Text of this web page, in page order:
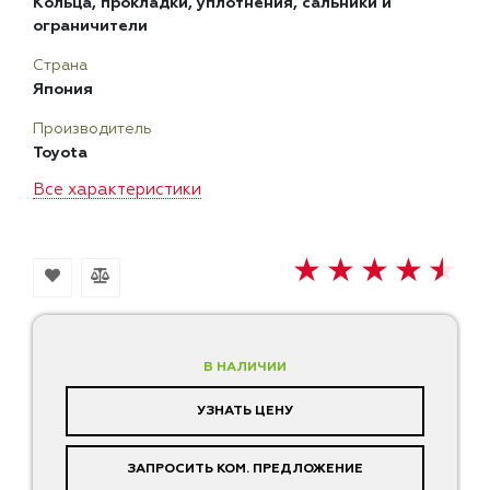
В НАЛИЧИИ
УЗНАТЬ ЦЕНУ
ЗАПРОСИТЬ КОМ. ПРЕДЛОЖЕНИЕ
Все характеристики
ограничители
Страна
Япония
Производитель
Toyota